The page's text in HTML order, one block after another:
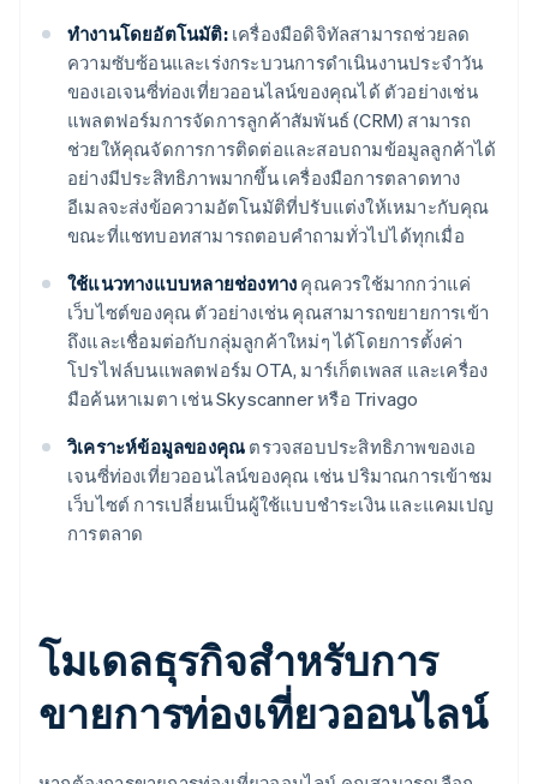
ทำงานโดยอัตโนมัติ:เครื่องมือดิจิทัลสามารถช่วยลด
ความซับซ้อนและเร่งกระบวนการดำเนินงานประจำวัน
ของเอเจนซี่ท่องเที่ยวออนไลน์ของคุณได้ ตัวอย่างเช่น
แพลตฟอร์มการจัดการลูกค้าสัมพันธ์ (CRM) สามารถ
ช่วยให้คุณจัดการการติดต่อและสอบถามข้อมูลลูกค้าได้
อย่างมีประสิทธิภาพมากขึ้น เครื่องมือการตลาดทาง
อีเมลจะส่งข้อความอัตโนมัติที่ปรับแต่งให้เหมาะกับคุณ
ขณะที่แชทบอทสามารถตอบคำถามทั่วไปได้ทุกเมื่อ
ใช้แนวทางแบบหลายช่องทาง คุณควรใช้มากกว่าแค่
เว็บไซต์ของคุณ ตัวอย่างเช่น คุณสามารถขยายการเข้า
ถึงและเชื่อมต่อกับกลุ่มลูกค้าใหม่ๆ ได้โดยการตั้งค่า
โปรไฟล์บนแพลตฟอร์ม OTA, มาร์เก็ตเพลส และเครื่อง
มือค้นหาเมตา เช่น Skyscanner หรือ Trivago
วิเคราะห์ข้อมูลของคุณ ตรวจสอบประสิทธิภาพของเอ
เจนซี่ท่องเที่ยวออนไลน์ของคุณ เช่น ปริมาณการเข้าชม
เว็บไซต์ การเปลี่ยนเป็นผู้ใช้แบบชำระเงิน และแคมเปญ
การตลาด
โมเดลธุรกิจสำหรับการ
ขายการท่องเที่ยวออนไลน์